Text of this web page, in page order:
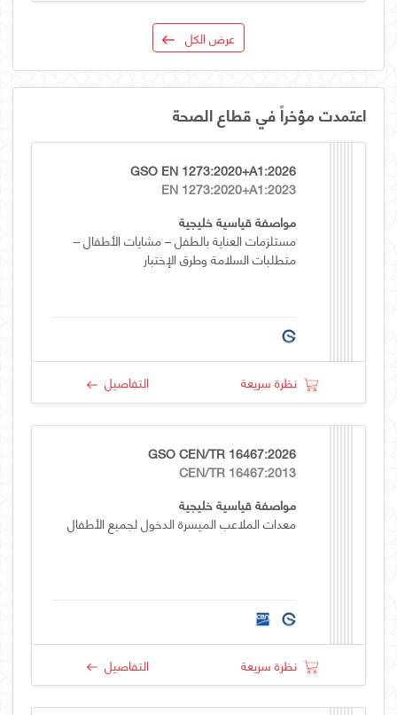
عرض الكل
اعتمدت مؤخراً في قطاع الصحة
GSO EN 1273:2020+A1:2026
EN 1273:2020+A1:2023
مواصفة قياسية خليجية
مستلزمات العناية بالطفل – مشايات الأطفال –
متطلبات السلامة وطرق الإختبار
نظرة سريعة التفاصيل
GSO CEN/TR 16467:2026
CEN/TR 16467:2013
مواصفة قياسية خليجية
معدات الملاعب الميسرة الدخول لجميع الأطفال
نظرة سريعة التفاصيل